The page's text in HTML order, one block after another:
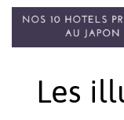
Les